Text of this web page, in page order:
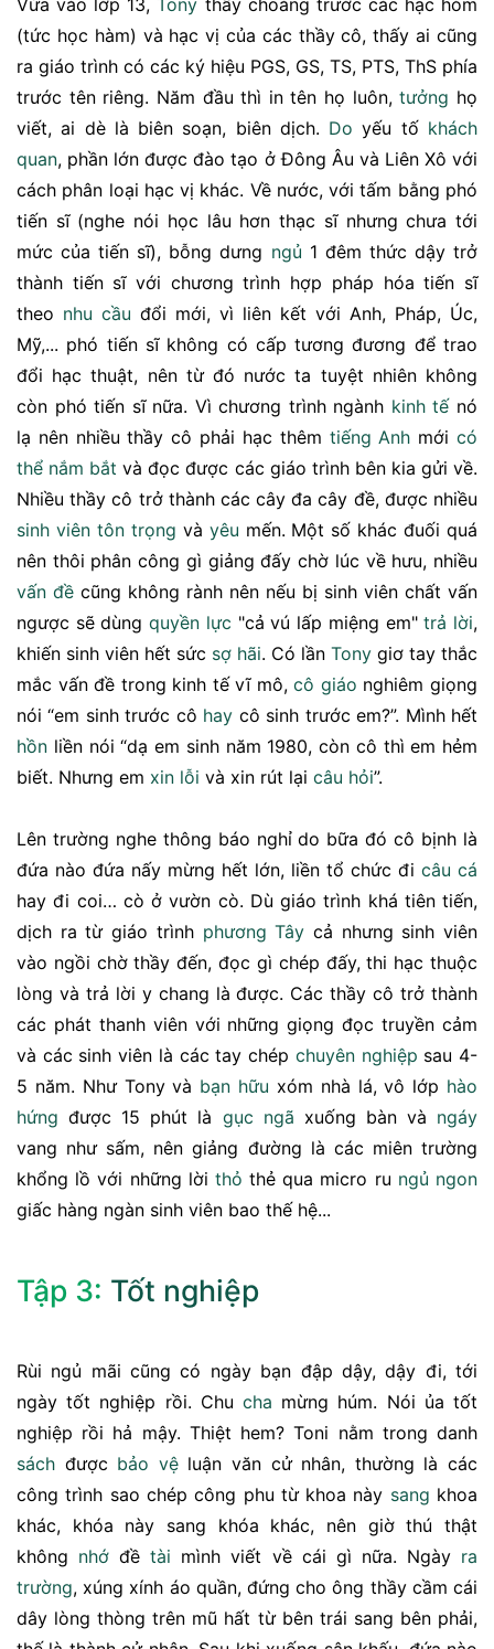
Vừa vào lớp 13,Tony thấy choáng trước các hạc hòm
(tức học hàm) và hạc vị của các thầy cô, thấy ai cũng
ra giáo trình có các ký hiệu PGS, GS, TS, PTS, ThS phía
trước tên riêng. Năm đầu thì in tên họ luôn,tưởng họ
viết, ai dè là biên soạn, biên dịch. Do yếu tố khách
quan, phần lớn được đào tạo ở Đông Âu và Liên Xô với
cách phân loại hạc vị khác. Về nước, với tấm bằng phó
tiến sĩ (nghe nói học lâu hơn thạc sĩ nhưng chưa tới
mức của tiến sĩ), bỗng dưng ngủ 1 đêm thức dậy trở
thành tiến sĩ với chương trình hợp pháp hóa tiến sĩ
theo nhu cầu đổi mới, vì liên kết với Anh, Pháp, Úc,
Mỹ,... phó tiến sĩ không có cấp tương đương để trao
đổi hạc thuật, nên từ đó nước ta tuyệt nhiên không
còn phó tiến sĩ nữa. Vì chương trình ngành kinh tếnó
lạ nên nhiều thầy cô phải hạc thêm tiếng Anh mớicó
thể nắm bắt và đọc được các giáo trình bên kia gửi về.
Nhiều thầy cô trở thành các cây đa cây đề, được nhiều
sinh viên tôn trọng và yêu mến. Một số khác đuối quá
nên thôi phân công gì giảng đấy chờ lúc về hưu, nhiều
vấn đề cũng không rành nên nếu bị sinh viên chất vấn
ngược sẽ dùngquyền lực "cả vú lấp miệng em"trả lời,
khiến sinh viên hết sức sợ hãi. Có lần Tony giơ tay thắc
mắc vấn đề trong kinh tế vĩ mô,cô giáo nghiêm giọng
nói “em sinh trước cô hay cô sinh trước em?”. Mình hết
hồn liền nói “dạ em sinh năm 1980, còn cô thì em hẻm
biết. Nhưng em xin lỗi và xin rút lại câu hỏi”.
Lên trường nghe thông báo nghỉ do bữa đó cô bịnh là
đứa nào đứa nấy mừng hết lớn, liền tổ chức đi câu cá
hay đi coi… cò ở vườn cò. Dù giáo trình khá tiên tiến,
dịch ra từ giáo trình phương Tây cả nhưng sinh viên
vào ngồi chờ thầy đến, đọc gì chép đấy, thi hạc thuộc
lòng và trả lời y chang là được. Các thầy cô trở thành
các phát thanh viên với những giọng đọc truyền cảm
và các sinh viên là các tay chép chuyên nghiệp sau 4-
5 năm. Như Tony và bạn hữu xóm nhà lá, vô lớp hào
hứng được 15 phút là gục ngã xuống bàn và ngáy
vang như sấm, nên giảng đường là các miên trường
khổng lồ với những lời thỏ thẻ qua micro ru ngủ ngon
giấc hàng ngàn sinh viên bao thế hệ...
Tập 3: Tốt nghiệp
Rùi ngủ mãi cũng có ngày bạn đập dậy, dậy đi, tới
ngày tốt nghiệp rồi. Chu cha mừng húm. Nói ủa tốt
nghiệp rồi hả mậy. Thiệt hem? Toni nằm trong danh
sách được bảo vệluận văn cử nhân, thường là các
công trình sao chép công phu từ khoa này sang khoa
khác, khóa này sang khóa khác, nên giờ thú thật
không nhớ đềtài mình viết về cái gì nữa. Ngày ra
trường, xúng xính áo quần, đứng cho ông thầy cầm cái
dây lòng thòng trên mũ hất từ bên trái sang bên phải,